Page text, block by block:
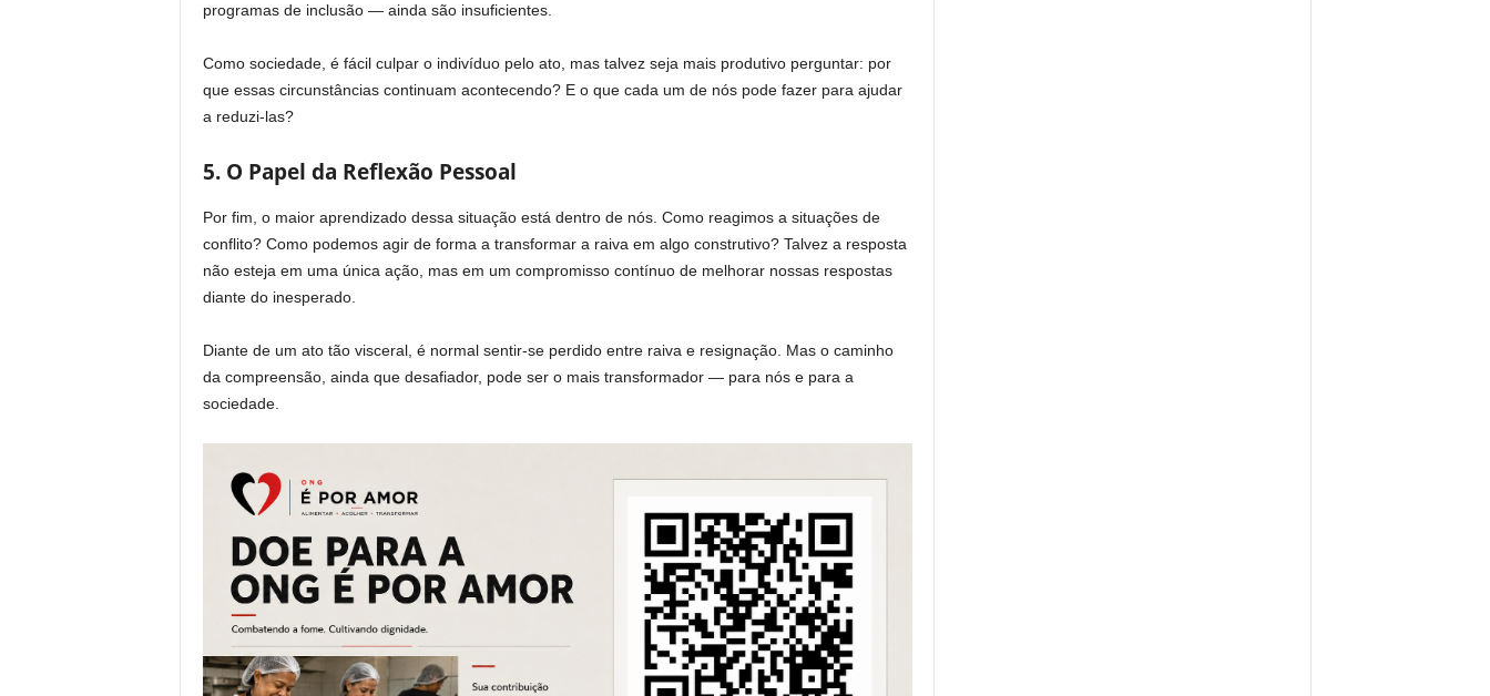
programas de inclusão — ainda são insuficientes.
Como sociedade, é fácil culpar o indivíduo pelo ato, mas talvez seja mais produtivo perguntar: por
que essas circunstâncias continuam acontecendo? E o que cada um de nós pode fazer para ajudar
a reduzi-las?
5. O Papel da Reflexão Pessoal
Por fim, o maior aprendizado dessa situação está dentro de nós. Como reagimos a situações de
conflito? Como podemos agir de forma a transformar a raiva em algo construtivo? Talvez a resposta
não esteja em uma única ação, mas em um compromisso contínuo de melhorar nossas respostas
diante do inesperado.
Diante de um ato tão visceral, é normal sentir-se perdido entre raiva e resignação. Mas o caminho
da compreensão, ainda que desafiador, pode ser o mais transformador — para nós e para a
sociedade.